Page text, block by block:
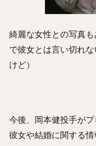
綺麗な女性との写真
で彼女とは言い切れ
けど）
今後、岡本健投手がプ
彼女や結婚に関する情
筒香嘉智（つつ
石川歩（いしか
宮崎敏郎（みやざ
上原浩治（うえ
平石洋介（ひら